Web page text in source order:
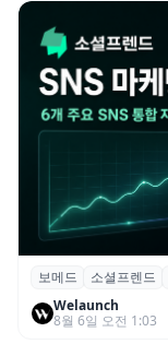
보메드 ‘소셜
SNS 마케팅
보메드 소셜프렌드
Welaunch
8월 6일 오전 1:03